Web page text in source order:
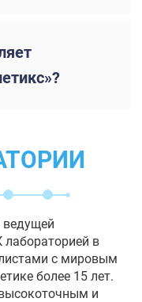
ведущей
в
с мировым
более 15 лет.
и